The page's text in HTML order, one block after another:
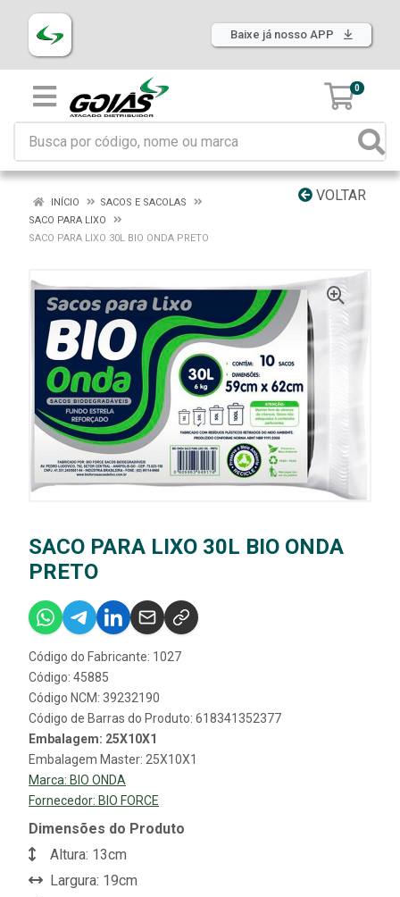
Baixe já nosso APP
0
VOLTAR
INÍCIO
SACOS E SACOLAS
SACO PARA LIXO
SACO PARA LIXO 30L BIO ONDA PRETO
SACO PARA LIXO 30L BIO ONDA
PRETO
Código do Fabricante: 1027
Código: 45885
Código NCM: 39232190
Código de Barras do Produto: 618341352377
Embalagem: 25X10X1
Embalagem Master: 25X10X1
Marca: BIO ONDA
Fornecedor: BIO FORCE
Dimensões do Produto
Altura: 13cm
Largura: 19cm